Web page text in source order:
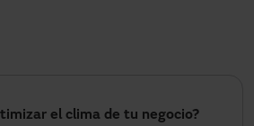
el clima de tu negocio?